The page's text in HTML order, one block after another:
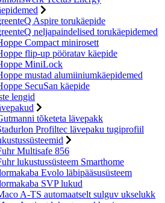
Aspire torukäepide
neljapaindelised torukäepidemed
Compact minirosett
flip-up pööratav käepide
MiniLock
mustad alumiiniumkäepidemed
SecuSan käepide
lengid
tõketeta lävepakk
Profiltec lävepaku tugiprofiil
Multisafe 856
lukustussüsteem Smarthome
Evolo läbipääsusüsteem
SVP lukud
A-TS automaatselt sulguv ukselukk